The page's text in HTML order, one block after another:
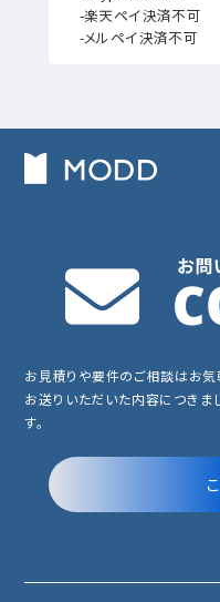
-楽天ペイ決済不可
-メルペイ決済不可
お見積りや要件のご相談はお気
お送りいただいた内容につきま
す。